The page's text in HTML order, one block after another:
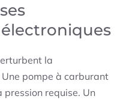
la
pompe à carburant
requise. Un